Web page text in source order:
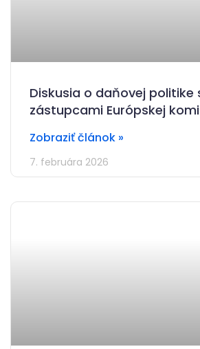
Diskusia o daňovej politike
zástupcami Európskej
Zobraziť článok »
7. februára 2026